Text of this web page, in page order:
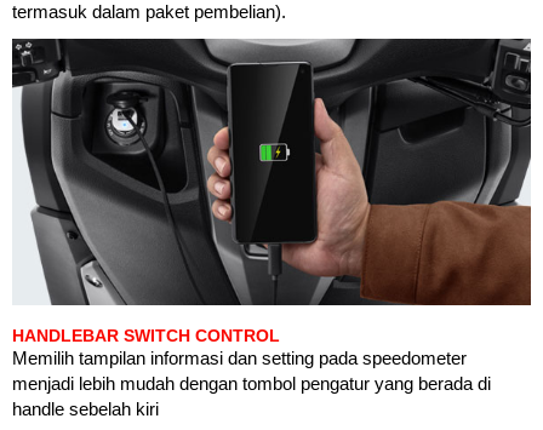
termasuk dalam paket pembelian).
HANDLEBAR SWITCH CONTROL
Memilih tampilan informasi dan setting pada speedometer
menjadi lebih mudah dengan tombol pengatur yang berada di
handle sebelah kiri